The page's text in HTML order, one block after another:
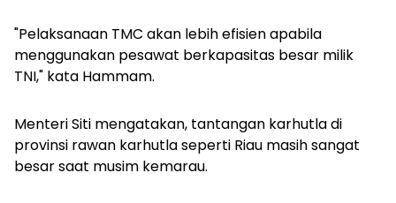
"Pelaksanaan TMC akan lebih efisien apabila
menggunakan pesawat berkapasitas besar milik
TNI," kata Hammam.
Menteri Siti mengatakan, tantangan karhutla di
provinsi rawan karhutla seperti Riau masih sangat
besar saat musim kemarau.